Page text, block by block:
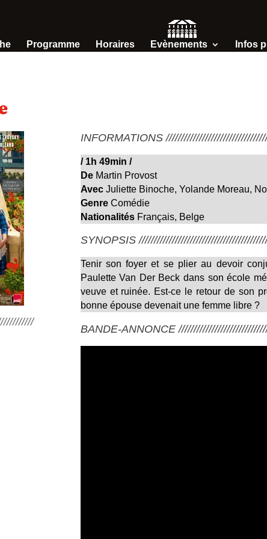
Programme Horaires Evènements Infos
INFORMATIONS
/1h 49min /
DeMartin Provost
AvecJuliette Binoche, Yolande Moreau,
GenreComédie
NationalitésFrançais, Belge
SYNOPSIS
Tenir son foyer et se plier au devoir
Paulette Van Der Beck dans son école
veuve et ruinée. Est-ce le retour de son
bonne épouse devenait une femme libre ?
BANDE-ANNONCE